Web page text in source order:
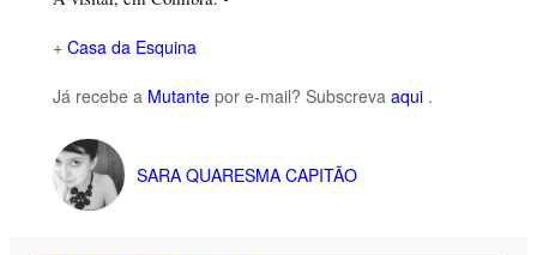
+ Casa da Esquina
Já recebe a Mutantepor e-mail? Subscreva aqui .
SARA QUARESMA CAPITÃO